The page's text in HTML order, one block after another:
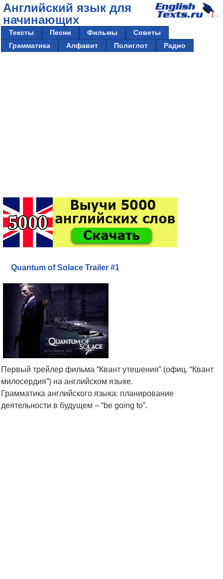
Английский язык для
начинающих
Тексты Песни Фильмы
Советы
Грамматика
Алфавит Полиглот Радио
Quantum of Solace Trailer #1
Первый трейлер фильма “Квант утешения” (офиц. “Квант
милосердия”) на английском языке.
Грамматика английского языка: планирование
деятельности в будущем – “be going to”.